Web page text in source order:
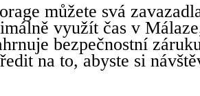
můžete svá
využít čas v
bezpečnostní
na to, abyste si